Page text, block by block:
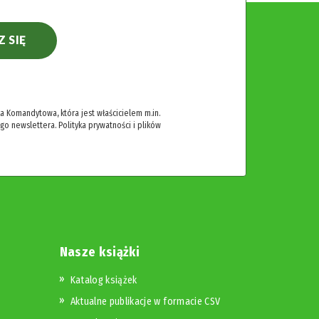
SIĘ
która jest właścicielem m.in.
newslettera. Polityka prywatności i plików
Nasze książki
Katalog książek
Aktualne publikacje w formacie CSV